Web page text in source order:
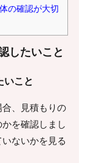
の確認が大切
したいこと
いこと
、見積もりの
を確認しまし
ないかを見る